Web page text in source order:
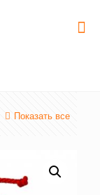
Показать все